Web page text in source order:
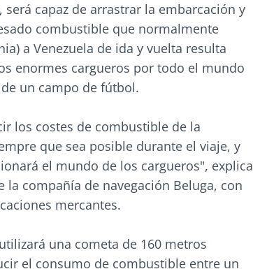
capaz de arrastrar la embarcación y
combustible que normalmente
a Venezuela de ida y vuelta resulta
enormes cargueros por todo el mundo
un campo de fútbol.
los costes de combustible de la
que sea posible durante el viaje, y
el mundo de los cargueros", explica
la compañía de navegación Beluga, con
mercantes.
una cometa de 160 metros
el consumo de combustible entre un